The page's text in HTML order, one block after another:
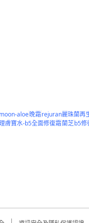
aloe晚霜rejuran麗珠蘭再
膚寶水-b5全面修復霜蘭芝b5修